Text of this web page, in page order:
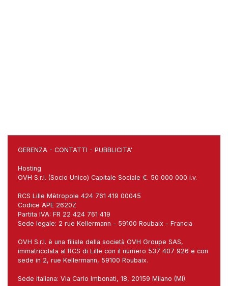
GERENZA - CONTATTI - PUBBLICITA'
Hosting
OVH S.r.l. (Socio Unico) Capitale Sociale €. 50 000 000 i.v.
RCS Lille Mètropole 424 761 419 00045
Codice APE 2620Z
Partita IVA: FR 22 424 761 419
Sede legale: 2 rue Kellermann - 59100 Roubaix - Francia
OVH S.r.l. è una filiale della società OVH Groupe SAS,
immatricolata al RCS di Lille con il numero 537 407 926 e con
sede in 2, rue Kellermann, 59100 Roubaix.
Sede italiana: Via Carlo Imbonati, 18, 20159 Milano (MI)